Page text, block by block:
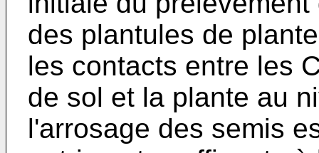
des plantules de
les contacts entre les
de sol et la plante au
l'arrosage des semis